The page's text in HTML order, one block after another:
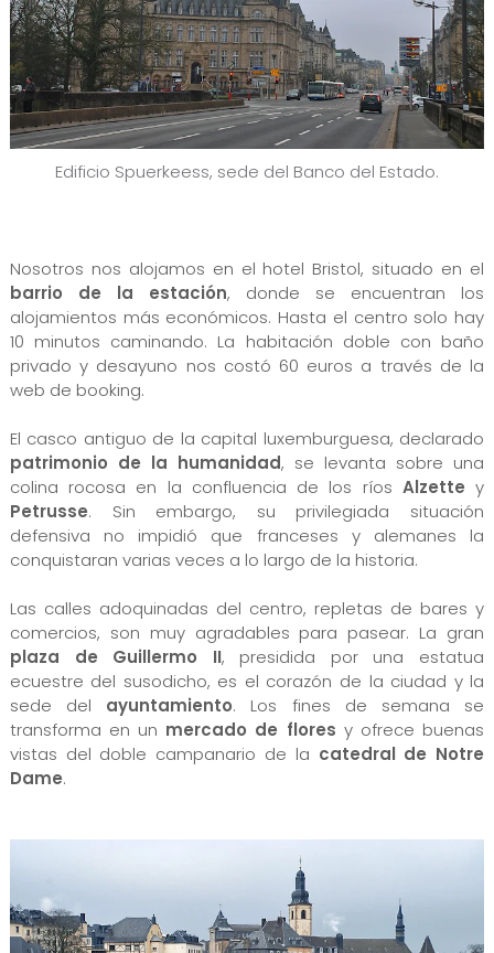
Edificio Spuerkeess, sede del Banco del Estado.
Nosotros nos alojamos en el hotel Bristol, situado en el
barrio de la estación, donde se encuentran los
alojamientos más económicos. Hasta el centro solo hay
10 minutos caminando. La habitación doble con baño
privado y desayuno nos costó 60 euros a través de la
web de booking.
El casco antiguo de la capital luxemburguesa, declarado
patrimonio de la humanidad, se levanta sobre una
colina rocosa en la confluencia de los ríos Alzette y
Petrusse. Sin embargo, su privilegiada situación
defensiva no impidió que franceses y alemanes la
conquistaran varias veces a lo largo de la historia.
Las calles adoquinadas del centro, repletas de bares y
comercios, son muy agradables para pasear. La gran
plaza de Guillermo II, presidida por una estatua
ecuestre del susodicho, es el corazón de la ciudad y la
sede del ayuntamiento. Los fines de semana se
transforma en un mercado de flores y ofrece buenas
vistas del doble campanario de la catedral de Notre
Dame.